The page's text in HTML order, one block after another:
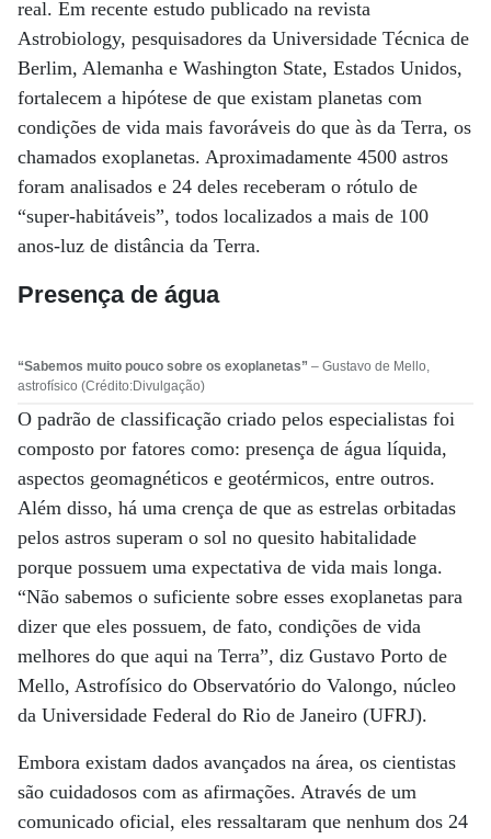
real. Em recente estudo publicado na revista
Astrobiology, pesquisadores da Universidade Técnica de
Berlim, Alemanha e Washington State, Estados Unidos,
fortalecem a hipótese de que existam planetas com
condições de vida mais favoráveis do que às da Terra, os
chamados exoplanetas. Aproximadamente 4500 astros
foram analisados e 24 deles receberam o rótulo de
“super-habitáveis”, todos localizados a mais de 100
anos-luz de distância da Terra.
Presença de água
“Sabemos muito pouco sobre os exoplanetas” – Gustavo de Mello,
astrofísico (Crédito:Divulgação)
O padrão de classificação criado pelos especialistas foi
composto por fatores como: presença de água líquida,
aspectos geomagnéticos e geotérmicos, entre outros.
Além disso, há uma crença de que as estrelas orbitadas
pelos astros superam o sol no quesito habitalidade
porque possuem uma expectativa de vida mais longa.
“Não sabemos o suficiente sobre esses exoplanetas para
dizer que eles possuem, de fato, condições de vida
melhores do que aqui na Terra”, diz Gustavo Porto de
Mello, Astrofísico do Observatório do Valongo, núcleo
da Universidade Federal do Rio de Janeiro (UFRJ).
Embora existam dados avançados na área, os cientistas
são cuidadosos com as afirmações. Através de um
comunicado oficial, eles ressaltaram que nenhum dos 24